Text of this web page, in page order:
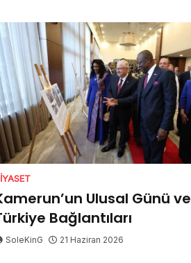
Ulusal Günü ve
Bağlantıları
SoleKinG 21 Haziran 2026